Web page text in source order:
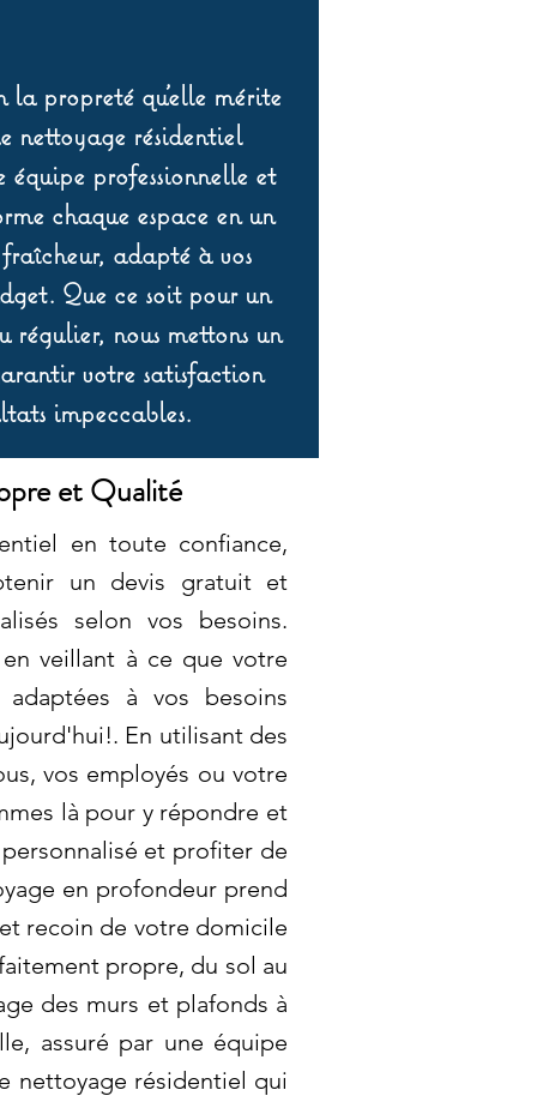
propreté qu’elle mérite
nettoyage résidentiel
professionnelle et
chaque espace en un
adapté à vos
Que ce soit pour un
régulier, nous mettons un
votre satisfaction
impeccables.
et Qualité
en toute confiance,
un devis gratuit et
selon vos besoins.
veillant à ce que votre
à vos besoins
En utilisant des
vos employés ou votre
là pour y répondre et
et profiter de
en profondeur prend
recoin de votre domicile
propre, du sol au
des murs et plafonds à
assuré par une équipe
nettoyage résidentiel qui